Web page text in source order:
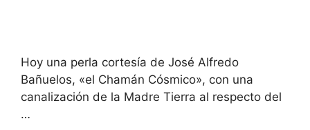
Hoy una perla cortesía de José Alfredo
Bañuelos, «el Chamán Cósmico», con una
canalización de la Madre Tierra al respecto del
…